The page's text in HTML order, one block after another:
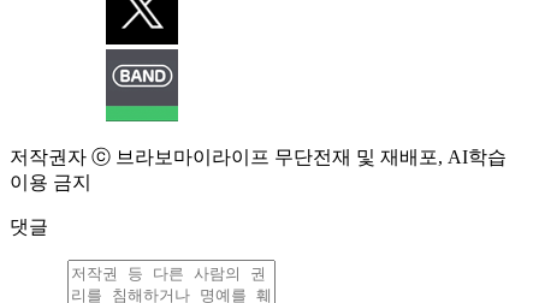
저작권자 ⓒ 브라보마이라이프 무단전재 및 재배포, AI학습
이용 금지
댓글